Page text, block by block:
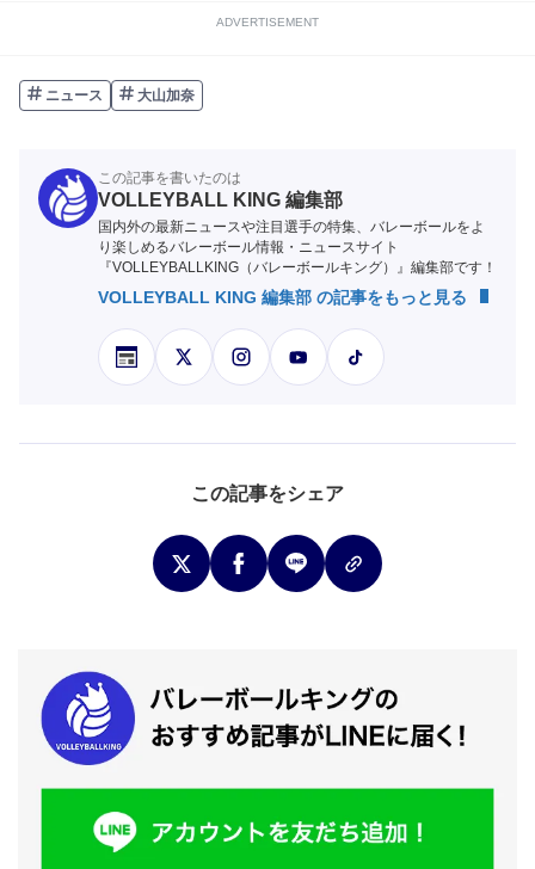
ADVERTISEMENT
ニュース 大山加奈
この記事を書いたのは
VOLLEYBALL KING 編集部
国内外の最新ニュースや注目選手の特集、バレーボールをよ
り楽しめるバレーボール情報・ニュースサイト
『VOLLEYBALLKING（バレーボールキング）』編集部です！
VOLLEYBALL KING 編集部 の記事をもっと見る
この記事をシェア